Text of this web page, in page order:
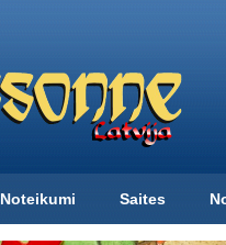
Noteikumi Saites